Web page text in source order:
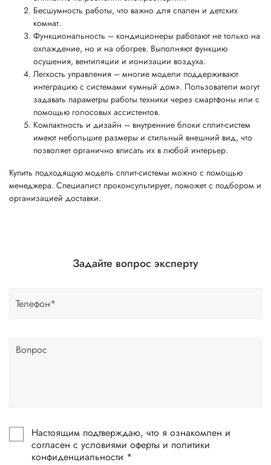
Бесшумность работы, что важно для спален и детских
комнат.
Функциональность – кондиционеры работают не только на
охлаждение, но и на обогрев. Выполняют функцию
осушения, вентиляции и ионизации воздуха.
Легкость управления – многие модели поддерживают
интеграцию с системами «умный дом». Пользователи могут
задавать параметры работы техники через смартфоны или с
помощью голосовых ассистентов.
Компактность и дизайн – внутренние блоки сплит-систем
имеют небольшие размеры и стильный внешний вид, что
позволяет органично вписать их в любой интерьер.
Купить подходящую модель сплит-системы можно с помощью
менеджера. Специалист проконсультирует, поможет с подбором и
организацией доставки.
Задайте вопрос эксперту
Настоящим подтверждаю, что я ознакомлен и
согласен с условиями оферты и политики
конфиденциальности *